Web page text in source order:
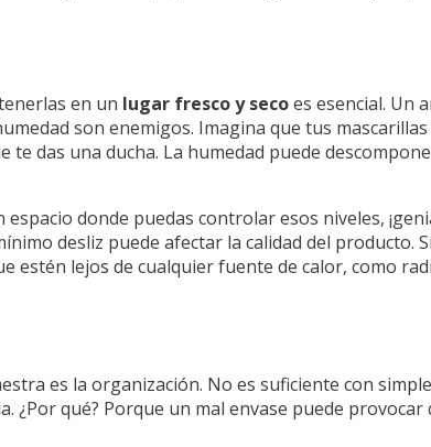
en un lugar fresco y secoes esencial. Un
son enemigos. Imagina que tus
te das una ducha. La humedad puede
donde puedas controlar esos niveles,
desliz puede afectar la calidad del producto.
estén lejos de cualquier fuente de calor, como
es la organización. No es suficiente con
¿Por qué? Porque un mal envase puede provocar